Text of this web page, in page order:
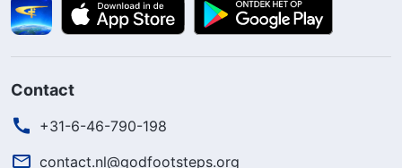
Contact
+31-6-46-790-198
contact.nl@godfootsteps.org